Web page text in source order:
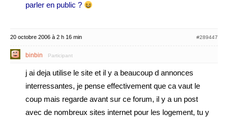
parler en public ?
20 octobre 2006 à 2 h 16 min #289447
binbin Participant
j ai deja utilise le site et il y a beaucoup d annonces
interressantes, je pense effectivement que ca vaut le
coup mais regarde avant sur ce forum, il y a un post
avec de nombreux sites internet pour les logement, tu y